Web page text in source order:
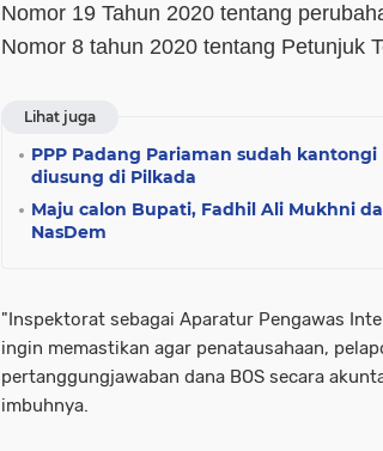
Nomor 19 Tahun 2020 tentang
Nomor 8 tahun 2020 tentang Petunjuk
Lihat juga
PPP Padang Pariaman sudah
diusung di Pilkada
Maju calon Bupati, Fadhil Ali Mukhni
NasDem
"Inspektorat sebagai Aparatur Pengawas
ingin memastikan agar penatausahaan,
pertanggungjawaban dana BOS secara
imbuhnya.